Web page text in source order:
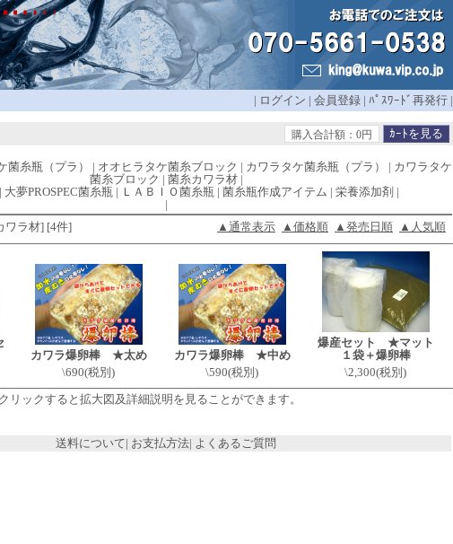
| ログイン | 会員登録 | ﾊﾟｽﾜｰﾄﾞ再発行 |
購入合計額：0円
菌糸瓶（プラ） | オオヒラタケ菌糸ブロック | カワラタケ菌糸瓶（プラ） | カワラタケ
菌糸ブロック | 菌糸カワラ材 |
| 大夢PROSPEC菌糸瓶 | ＬＡＢＩＯ菌糸瓶 | 菌糸瓶作成アイテム | 栄養添加剤 |
|
ワラ材] [4件]
▲通常表示 ▲価格順 ▲発売日順 ▲人気順
カワラ爆卵棒 ★太め
\690(税別)
カワラ爆卵棒 ★中め
\590(税別)
爆産セット ★マット
１袋＋爆卵棒
\2,300(税別)
リックすると拡大図及詳細説明を見ることができます。
送料について| お支払方法| よくあるご質問